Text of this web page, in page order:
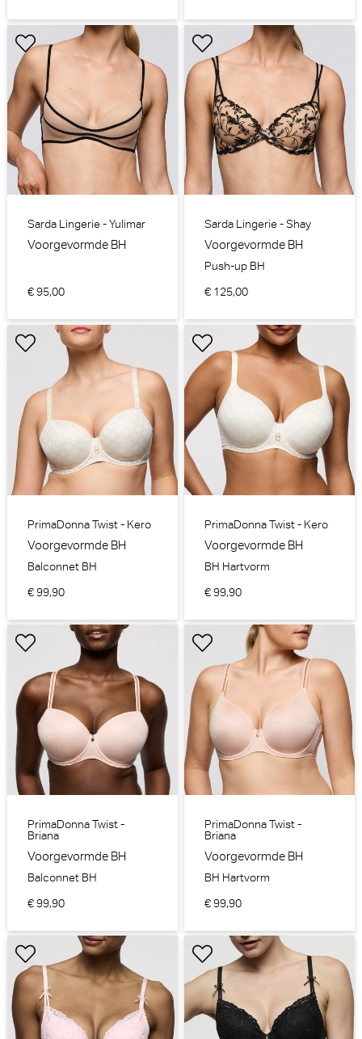
Sarda Lingerie - Yulimar
Voorgevormde BH
€ 95,00
Sarda Lingerie - Shay
Voorgevormde BH
Push-up BH
€ 125,00
PrimaDonna Twist - Kero
Voorgevormde BH
Balconnet BH
€ 99,90
PrimaDonna Twist - Kero
Voorgevormde BH
BH Hartvorm
€ 99,90
PrimaDonna Twist -
Briana
Voorgevormde BH
Balconnet BH
€ 99,90
PrimaDonna Twist -
Briana
Voorgevormde BH
BH Hartvorm
€ 99,90